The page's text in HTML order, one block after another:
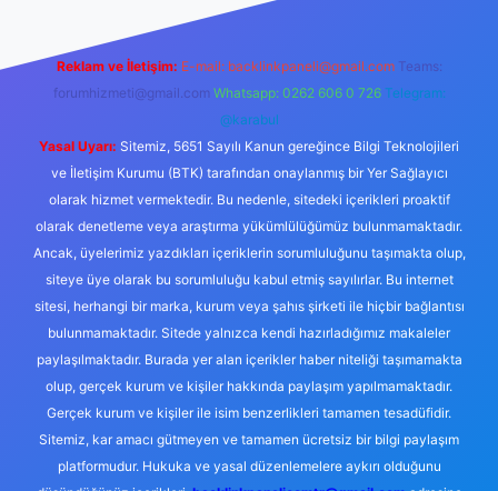
Reklam ve İletişim: E-mail: backlinkpaneli@gmail.com Teams:
forumhizmeti@gmail.com Whatsapp: 0262 606 0 726 Telegram:
@karabul
Yasal Uyarı: Sitemiz, 5651 Sayılı Kanun gereğince Bilgi Teknolojileri
ve İletişim Kurumu (BTK) tarafından onaylanmış bir Yer Sağlayıcı
olarak hizmet vermektedir. Bu nedenle, sitedeki içerikleri proaktif
olarak denetleme veya araştırma yükümlülüğümüz bulunmamaktadır.
Ancak, üyelerimiz yazdıkları içeriklerin sorumluluğunu taşımakta olup,
siteye üye olarak bu sorumluluğu kabul etmiş sayılırlar. Bu internet
sitesi, herhangi bir marka, kurum veya şahıs şirketi ile hiçbir bağlantısı
bulunmamaktadır. Sitede yalnızca kendi hazırladığımız makaleler
paylaşılmaktadır. Burada yer alan içerikler haber niteliği taşımamakta
olup, gerçek kurum ve kişiler hakkında paylaşım yapılmamaktadır.
Gerçek kurum ve kişiler ile isim benzerlikleri tamamen tesadüfidir.
Sitemiz, kar amacı gütmeyen ve tamamen ücretsiz bir bilgi paylaşım
platformudur. Hukuka ve yasal düzenlemelere aykırı olduğunu